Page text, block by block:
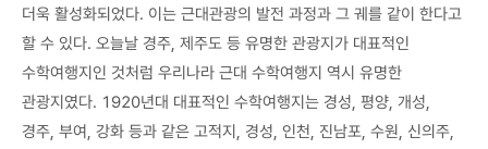
더욱 활성화되었다. 이는 근대관광의 발전 과정과 그 궤를 같이 한다고
할 수 있다. 오늘날 경주, 제주도 등 유명한 관광지가 대표적인
수학여행지인 것처럼 우리나라 근대 수학여행지 역시 유명한
관광지였다. 1920년대 대표적인 수학여행지는 경성, 평양, 개성,
경주, 부여, 강화 등과 같은 고적지, 경성, 인천, 진남포, 수원, 신의주,